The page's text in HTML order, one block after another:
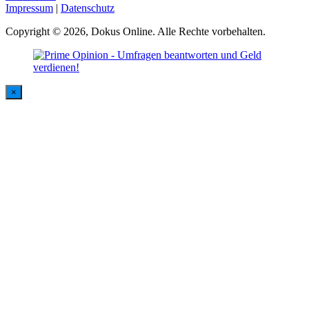
Impressum | Datenschutz
Copyright © 2026, Dokus Online. Alle Rechte vorbehalten.
×